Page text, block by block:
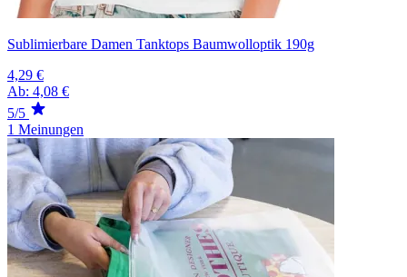
Sublimierbare Damen Tanktops Baumwolloptik 190g
4,29 €
Ab: 4,08 €
5/5
1 Meinungen